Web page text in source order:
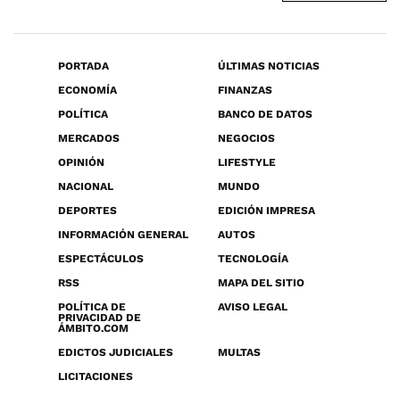
PORTADA
ÚLTIMAS NOTICIAS
ECONOMÍA
FINANZAS
POLÍTICA
BANCO DE DATOS
MERCADOS
NEGOCIOS
OPINIÓN
LIFESTYLE
NACIONAL
MUNDO
DEPORTES
EDICIÓN IMPRESA
INFORMACIÓN GENERAL
AUTOS
ESPECTÁCULOS
TECNOLOGÍA
RSS
MAPA DEL SITIO
POLÍTICA DE
PRIVACIDAD DE
ÁMBITO.COM
AVISO LEGAL
EDICTOS JUDICIALES
MULTAS
LICITACIONES